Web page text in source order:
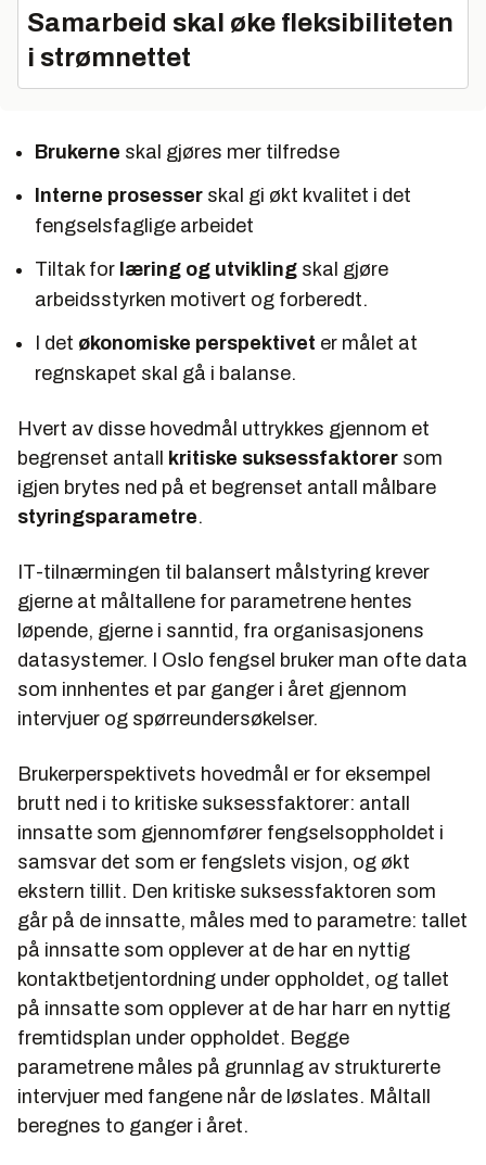
Samarbeid skal øke fleksibiliteten
i strømnettet
Brukerne skal gjøres mer tilfredse
Interne prosesser skal gi økt kvalitet i det
fengselsfaglige arbeidet
Tiltak for læring og utvikling skal gjøre
arbeidsstyrken motivert og forberedt.
I det økonomiske perspektivet er målet at
regnskapet skal gå i balanse.
Hvert av disse hovedmål uttrykkes gjennom et
begrenset antall kritiske suksessfaktorer som
igjen brytes ned på et begrenset antall målbare
styringsparametre.
IT-tilnærmingen til balansert målstyring krever
gjerne at måltallene for parametrene hentes
løpende, gjerne i sanntid, fra organisasjonens
datasystemer. I Oslo fengsel bruker man ofte data
som innhentes et par ganger i året gjennom
intervjuer og spørreundersøkelser.
Brukerperspektivets hovedmål er for eksempel
brutt ned i to kritiske suksessfaktorer: antall
innsatte som gjennomfører fengselsoppholdet i
samsvar det som er fengslets visjon, og økt
ekstern tillit. Den kritiske suksessfaktoren som
går på de innsatte, måles med to parametre: tallet
på innsatte som opplever at de har en nyttig
kontaktbetjentordning under oppholdet, og tallet
på innsatte som opplever at de har harr en nyttig
fremtidsplan under oppholdet. Begge
parametrene måles på grunnlag av strukturerte
intervjuer med fangene når de løslates. Måltall
beregnes to ganger i året.